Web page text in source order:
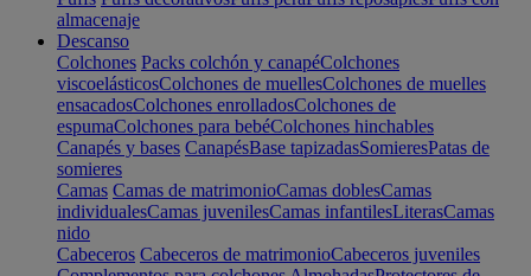
almacenaje
Descanso
Colchones Packs colchón y canapéColchones
viscoelásticosColchones de muellesColchones de muelles
ensacadosColchones enrolladosColchones de
espumaColchones para bebéColchones hinchables
Canapés y bases CanapésBase tapizadasSomieresPatas de
somieres
Camas Camas de matrimonioCamas doblesCamas
individualesCamas juvenilesCamas infantilesLiterasCamas
nido
Cabeceros Cabeceros de matrimonioCabeceros juveniles